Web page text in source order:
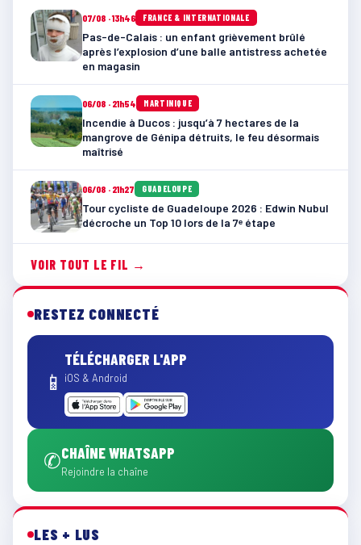
07/08 · 13h46 FRANCE & INTERNATIONALE
Pas-de-Calais : un enfant grièvement brûlé
après l’explosion d’une balle antistress achetée
en magasin
06/08 · 21h54 MARTINIQUE
Incendie à Ducos : jusqu’à 7 hectares de la
mangrove de Génipa détruits, le feu désormais
maîtrisé
06/08 · 21h27 GUADELOUPE
Tour cycliste de Guadeloupe 2026 : Edwin Nubul
décroche un Top 10 lors de la 7ᵉ étape
VOIR TOUT LE FIL →
RESTEZ CONNECTÉ
📱
TÉLÉCHARGER L'APP
iOS & Android
✆CHAÎNE WHATSAPP
Rejoindre la chaîne
LES + LUS